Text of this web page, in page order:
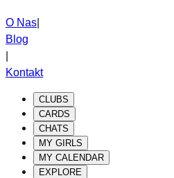
O Nas
Blog
Kontakt
CLUBS
CARDS
CHATS
MY GIRLS
MY CALENDAR
EXPLORE